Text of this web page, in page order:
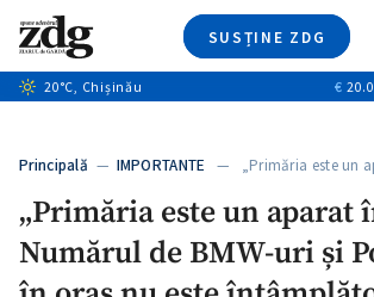
SUSȚINE ZDG
+5
+1
+2
Caută
20°C, Chișinău €
Principală — IMPORTANTE — „Primăria este un
„Primăria este un aparat
Numărul de BMW-uri și